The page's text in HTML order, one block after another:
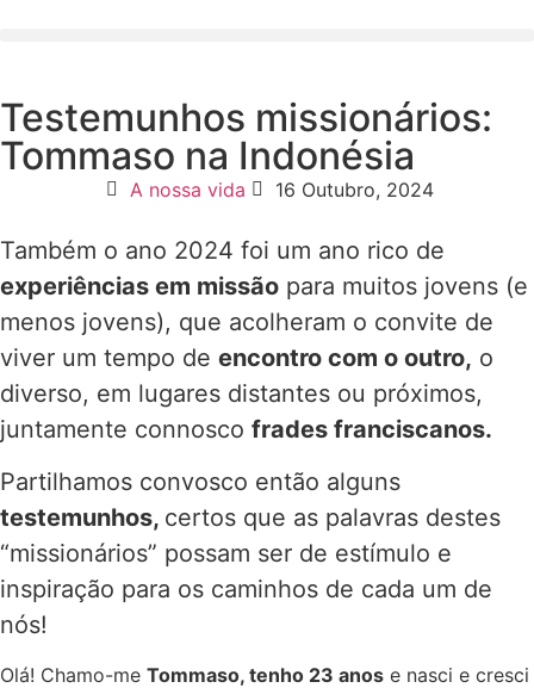
Testemunhos missionários:
Tommaso na Indonésia
A nossa vida 16 Outubro, 2024
Também o ano 2024 foi um ano rico de
experiências em missão para muitos jovens (e
menos jovens), que acolheram o convite de
viver um tempo de encontro com o outro, o
diverso, em lugares distantes ou próximos,
juntamente connosco frades franciscanos.
Partilhamos convosco então alguns
testemunhos, certos que as palavras destes
“missionários” possam ser de estímulo e
inspiração para os caminhos de cada um de
nós!
Olá! Chamo-me Tommaso, tenho 23 anos e nasci e cresci